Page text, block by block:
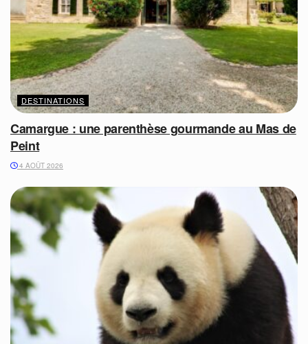
DESTINATIONS
Camargue : une parenthèse gourmande au Mas de
Peint
4 AOÛT 2026